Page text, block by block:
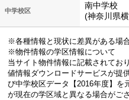
中学校区
南中学校
(神奈川県
※各種情報と現状に差異がある場
※物件情報の学区情報について
当サイト物件情報に記載されてお
値情報ダウンロードサービスが提
び中学校区データ【2016年度】を
が現在の学区域と異なる場合がご